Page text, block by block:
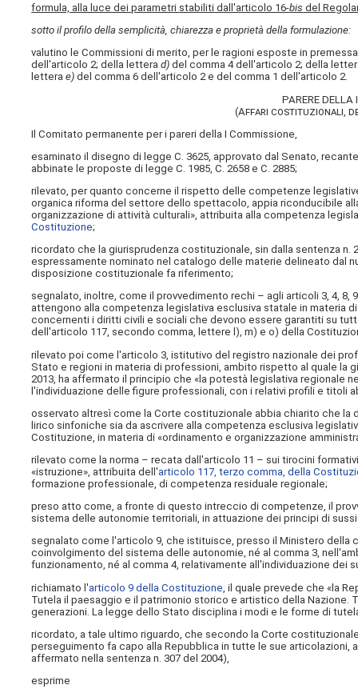
formula, alla luce dei parametri stabiliti dall'articolo 16-bis del
sotto il profilo della semplicità, chiarezza e proprietà della formulazione:
valutino le Commissioni di merito, per le ragioni esposte in
dell'articolo 2; della letterad) del comma 4 dell'articolo 2; della
letterae) del comma 6 dell'articolo 2 e del comma 1 dell'articolo 2.
PARERE
(Affari costituzionali,
Il Comitato permanente per i pareri della I Commissione,
esaminato il disegno di legge C. 3625, approvato dal Senato,
abbinate le proposte di legge C. 1985, C. 2658 e C. 2885;
rilevato, per quanto concerne il rispetto delle competenze
organica riforma del settore dello spettacolo, appia riconducibile
organizzazione di attività culturali», attribuita alla competenza
Costituzione;
ricordato che la giurisprudenza costituzionale, sin dalla sentenza n.
espressamente nominato nel catalogo delle materie delineato dal
disposizione costituzionale fa riferimento;
segnalato, inoltre, come il provvedimento rechi – agli articoli 3, 4,
attengono alla competenza legislativa esclusiva statale in materia
concernenti i diritti civili e sociali che devono essere garantiti su
dell'articolo 117, secondo comma, lettere l), m) e o) della
rilevato poi come l'articolo 3, istitutivo del registro nazionale dei
Stato e regioni in materia di professioni, ambito rispetto al quale
2013, ha affermato il principio che «la potestà legislativa
l'individuazione delle figure professionali, con i relativi profili e titoli
osservato altresì come la Corte costituzionale abbia chiarito che
lirico sinfoniche sia da ascrivere alla competenza esclusiva
Costituzione, in materia di «ordinamento e organizzazione
rilevato come la norma – recata dall'articolo 11 – sui tirocini
«istruzione», attribuita dell'articolo 117, terzo comma, della
formazione professionale, di competenza residuale regionale;
preso atto come, a fronte di questo intreccio di competenze, il
sistema delle autonomie territoriali, in attuazione dei principi di
segnalato come l'articolo 9, che istituisce, presso il Ministero della
coinvolgimento del sistema delle autonomie, né al comma 3,
funzionamento, né al comma 4, relativamente all'individuazione dei
richiamato l'articolo 9 della Costituzione , il quale prevede che «la
Tutela il paesaggio e il patrimonio storico e artistico della
generazioni. La legge dello Stato disciplina i modi e le forme di
ricordato, a tale ultimo riguardo, che secondo la Corte
perseguimento fa capo alla Repubblica in tutte le sue articolazioni,
affermato nella sentenza n. 307 del 2004),
esprime